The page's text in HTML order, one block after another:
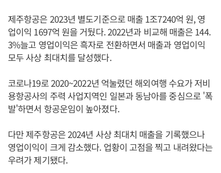
제주항공은 2023년 별도기준으로 매출 1조7240억 원, 영
업이익 1697억 원을 거뒀다. 2022년과 비교해 매출은 144.
3%늘고 영업이익은 흑자로 전환하면서 매출과 영업이익
모두 사상 최대치를 달성했다.
코로나19로 2020~2022년 억눌렸던 해외여행 수요가 저비
용항공사의 주력 사업지역인 일본과 동남아를 중심으로 '폭
발'하면서 항공운임이 높아졌다.
다만 제주항공은 2024년 사상 최대치 매출을 기록했으나
영업이익이 크게 감소했다. 업황이 고점을 찍고 내려왔다는
우려가 제기됐다.